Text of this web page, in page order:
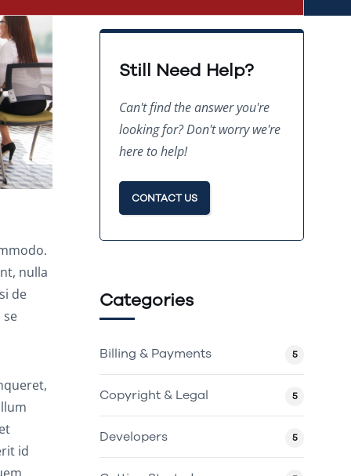
nulla
de
id
Still Need Help?
Can't find the answer you're
looking for? Don't worry we're
here to help!
CONTACT US
Categories
Billing & Payments 5
Copyright & Legal 5
Developers 5